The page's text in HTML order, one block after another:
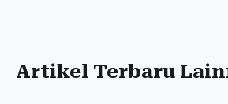
Artikel Terbaru